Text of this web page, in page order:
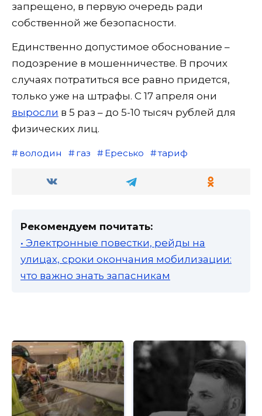
запрещено, в первую очередь ради
собственной же безопасности.
Единственно допустимое обоснование –
подозрение в мошенничестве. В прочих
случаях потратиться все равно придется,
только уже на штрафы. С 17 апреля они
выросли в 5 раз – до 5-10 тысяч рублей для
физических лиц.
володин газ Ересько тариф
Рекомендуем почитать:
• Электронные повестки, рейды на
улицах, сроки окончания мобилизации:
что важно знать запасникам